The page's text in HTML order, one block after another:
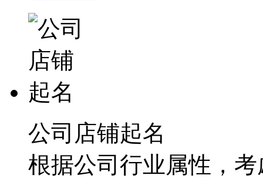
公司店铺起名
根据公司行业属性，